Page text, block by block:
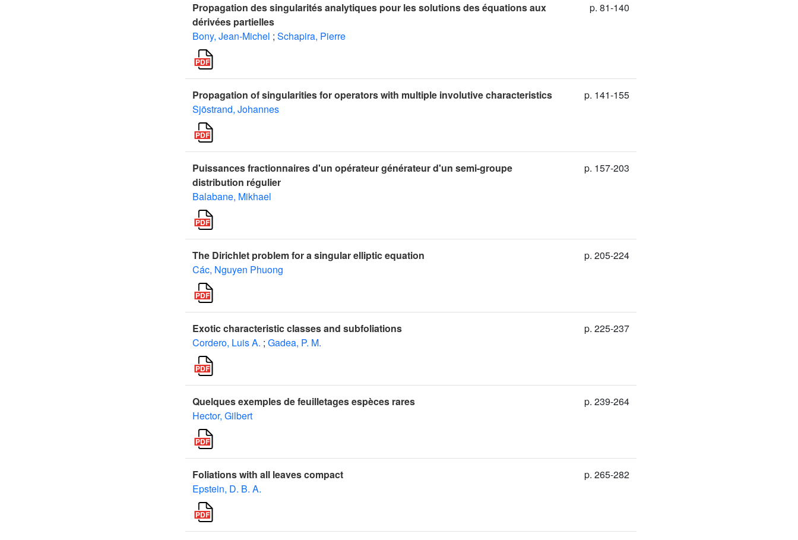
Propagation des singularités analytiques pour les solutions des équations aux
dérivées partielles
Bony, Jean-Michel ; Schapira, Pierre
p. 81-140
Propagation of singularities for operators with multiple involutive characteristics
Sjöstrand, Johannes
p. 141-155
Puissances fractionnaires d'un opérateur générateur d'un semi-groupe
distribution régulier
Balabane, Mikhael
p. 157-203
The Dirichlet problem for a singular elliptic equation
Các, Nguyen Phuong
p. 205-224
Exotic characteristic classes and subfoliations
Cordero, Luis A. ; Gadea, P. M.
p. 225-237
Quelques exemples de feuilletages espèces rares
Hector, Gilbert
p. 239-264
Foliations with all leaves compact
Epstein, D. B. A.
p. 265-282